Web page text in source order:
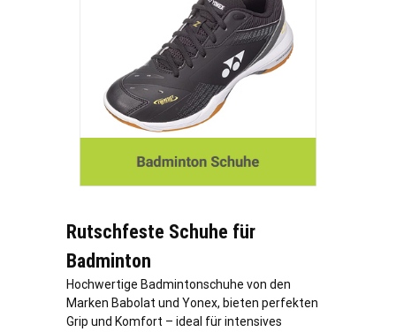
Rutschfeste Schuhe für
Badminton
Hochwertige Badmintonschuhe von den
Marken Babolat und Yonex, bieten perfekten
Grip und Komfort – ideal für intensives